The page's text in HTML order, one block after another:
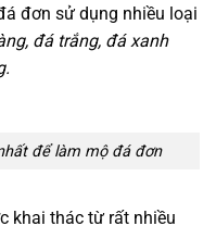
đơn sử dụng nhiều loại
đá trắng, đá xanh
để làm mộ đá đơn
khai thác từ rất nhiều